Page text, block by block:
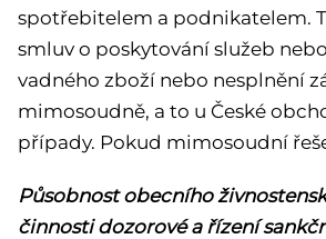
spotřebitelem a podnikatelem.
smluv o poskytování služeb
vadného zboží nebo nesplnění
mimosoudně, a to u České
případy. Pokud mimosoudní
Působnost obecního
činnosti dozorové a řízení